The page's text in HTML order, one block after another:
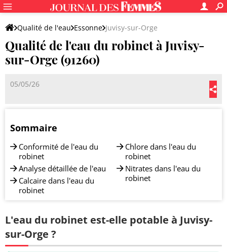
Qualité de l'eau Essonne Juvisy-sur-Orge
Qualité de l'eau du robinet à Juvisy-
sur-Orge (91260)
05/05/26
Sommaire
Conformité de l'eau du
robinet
Analyse détaillée de l'eau
Calcaire dans l'eau du
robinet
Chlore dans l'eau du
robinet
Nitrates dans l'eau du
robinet
L'eau du robinet est-elle potable à Juvisy-
sur-Orge ?